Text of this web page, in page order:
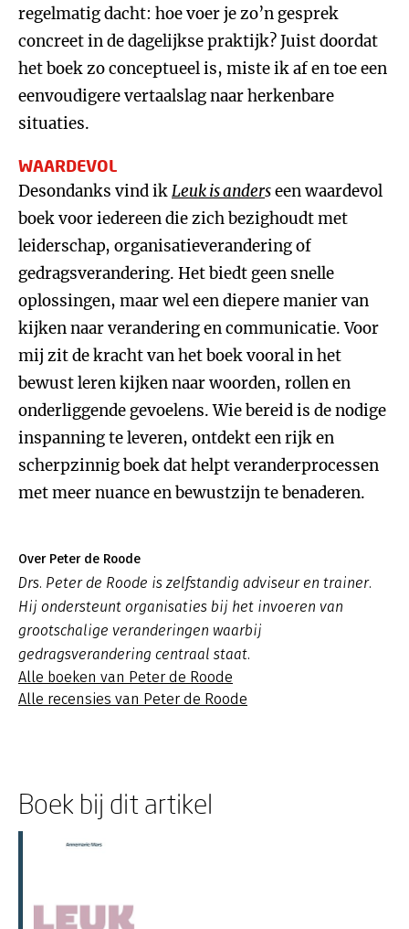
regelmatig dacht: hoe voer je zo’n gesprek
concreet in de dagelijkse praktijk? Juist doordat
het boek zo conceptueel is, miste ik af en toe een
eenvoudigere vertaalslag naar herkenbare
situaties.
WAARDEVOL
Desondanks vind ikLeuk is anderseen waardevol
boek voor iedereen die zich bezighoudt met
leiderschap, organisatieverandering of
gedragsverandering. Het biedt geen snelle
oplossingen, maar wel een diepere manier van
kijken naar verandering en communicatie. Voor
mij zit de kracht van het boek vooral in het
bewust leren kijken naar woorden, rollen en
onderliggende gevoelens. Wie bereid is de nodige
inspanning te leveren, ontdekt een rijk en
scherpzinnig boek dat helpt veranderprocessen
met meer nuance en bewustzijn te benaderen.
Over Peter de Roode
Drs. Peter de Roode is zelfstandig adviseur en trainer.
Hij ondersteunt organisaties bij het invoeren van
grootschalige veranderingen waarbij
gedragsverandering centraal staat.
Alle boeken van Peter de Roode
Alle recensies van Peter de Roode
Boek bij dit artikel